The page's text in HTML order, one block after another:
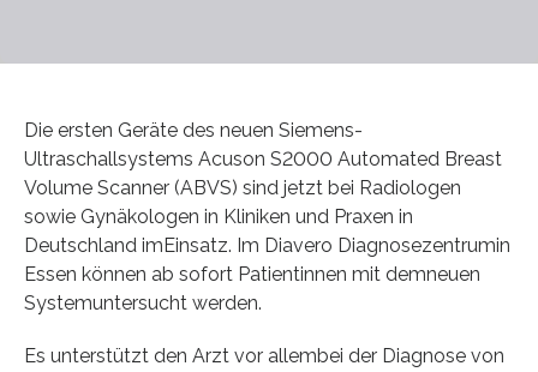
Die ersten Geräte des neuen Siemens-
Ultraschallsystems Acuson S2000 Automated Breast
Volume Scanner (ABVS) sind jetzt bei Radiologen
sowie Gynäkologen in Kliniken und Praxen in
Deutschland imEinsatz. Im Diavero Diagnosezentrumin
Essen können ab sofort Patientinnen mit demneuen
Systemuntersucht werden.
Es unterstützt den Arzt vor allembei der Diagnose von